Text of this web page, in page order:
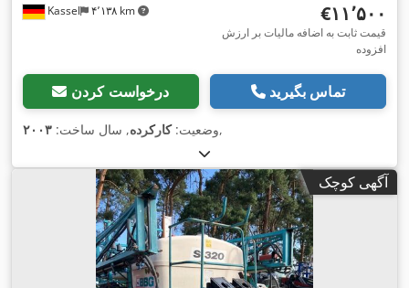
Kassel ۴٬۱۳۸ km ‎€۱۱٬۵۰۰
قیمت ثابت به اضافه مالیات بر ارزش
افزوده
درخواست کردن تماس بگیرید
وضعیت:کارکرده, سال ساخت: ۲۰۰۳ ,
آگهی کوچک